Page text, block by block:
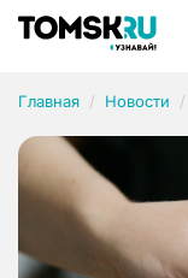
Главная Новости